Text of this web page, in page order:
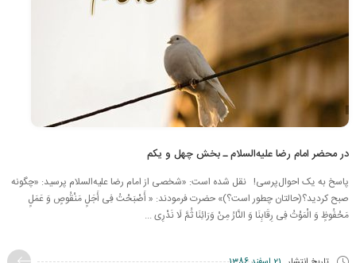
در محضر امام رضا علیه‌السلام ـ بخش چهل و یکم
پاسخ به یک احوال‌پرسی! نقل شده است: «شخصی از امام رضا علیه‌السلام پرسید: «چگونه
صبح کردید؟(حالتان چطور است؟)» حضرت فرمودند: « أَصْبَحْتُ فِی‏ أَجَلٍ‏ مَنْقُوصٍ‏ وَ عَمَلٍ
مَحْفُوظٍ وَ الْمَوْتُ فِی رِقَابِنَا وَ النَّارُ مِنْ وَرَائِنَا ثُمَّ لَا نَدْرِی ...